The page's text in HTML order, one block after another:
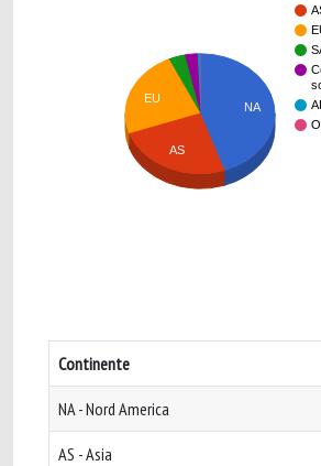
NA
EU
AS
Continente
NA - Nord America
AS - Asia